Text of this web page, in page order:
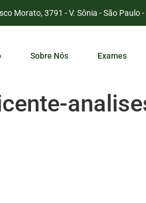
Morato, 3791 - V. Sônia - São Paulo
Sobre Nós Exames